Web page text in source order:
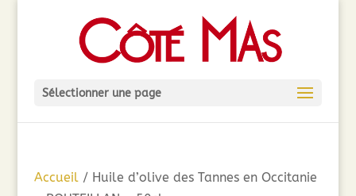
Sélectionner une page
Accueil/ Huile d’olive des Tannes en Occitanie